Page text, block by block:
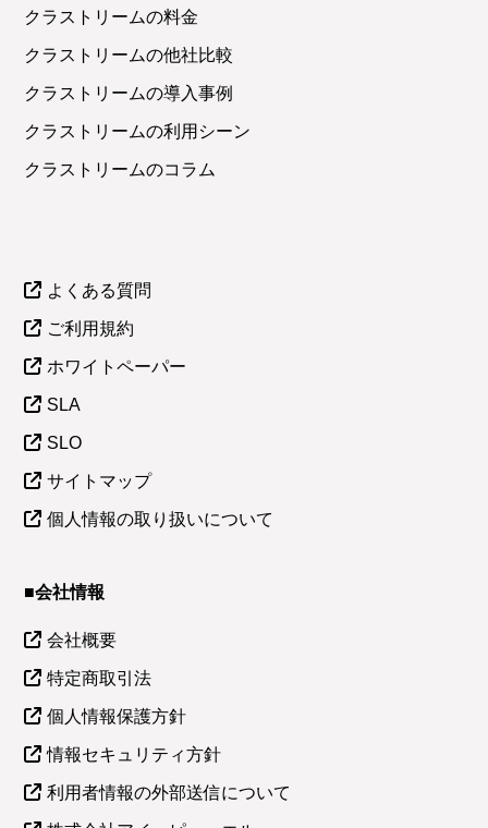
クラストリームの料金
クラストリームの他社比較
クラストリームの導入事例
クラストリームの利用シーン
クラストリームのコラム
よくある質問
ご利用規約
ホワイトペーパー
SLA
SLO
サイトマップ
個人情報の取り扱いについて
■会社情報
会社概要
特定商取引法
個人情報保護方針
情報セキュリティ方針
利用者情報の外部送信について